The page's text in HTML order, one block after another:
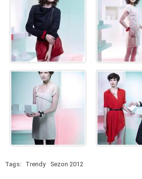
Tags: Trendy Sezon 2012